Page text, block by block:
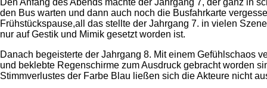
Den Anfang des Abends machte der Jahrgang 7, der ganz in
den Bus warten und dann auch noch die Busfahrkarte
Frühstückspause,all das stellte der Jahrgang 7. in vielen
nur auf Gestik und Mimik gesetzt worden ist.
Danach begeisterte der Jahrgang 8. Mit einem Gefühlschaos
und beklebte Regenschirme zum Ausdruck gebracht worden
Stimmverlustes der Farbe Blau ließen sich die Akteure nicht